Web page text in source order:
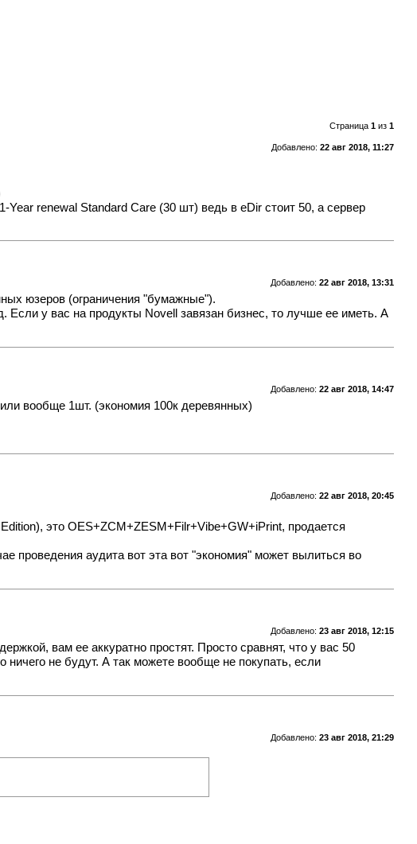
Страница 1из 1
Добавлено: 22 авг 2018, 11:27
renewal Standard Care (30 шт) ведь в eDir стоит 50, а сервер
Добавлено: 22 авг 2018, 13:31
юзеров (ограничения "бумажные").
Если у вас на продукты Novell завязан бизнес, то лучше ее иметь. А
Добавлено: 22 авг 2018, 14:47
вообще 1шт. (экономия 100к деревянных)
Добавлено: 22 авг 2018, 20:45
это OES+ZCM+ZESM+Filr+Vibe+GW+iPrint, продается
проведения аудита вот эта вот "экономия" может вылиться во
Добавлено: 23 авг 2018, 12:15
вам ее аккуратно простят. Просто сравнят, что у вас 50
не будут. А так можете вообще не покупать, если
Добавлено: 23 авг 2018, 21:29